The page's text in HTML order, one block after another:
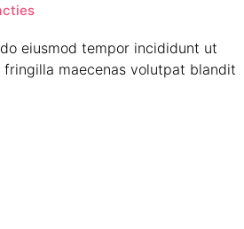
op
Travel
Set
eiusmod tempor incididunt ut
maecenas volutpat blandit